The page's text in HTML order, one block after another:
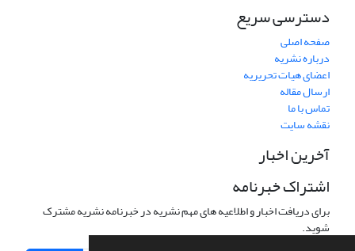
دسترسی سریع
صفحه اصلی
درباره نشریه
اعضای هیات تحریریه
ارسال مقاله
تماس با ما
نقشه سایت
آخرین اخبار
اشتراک خبرنامه
برای دریافت اخبار و اطلاعیه های مهم نشریه در خبرنامه نشریه مشترک
شوید.